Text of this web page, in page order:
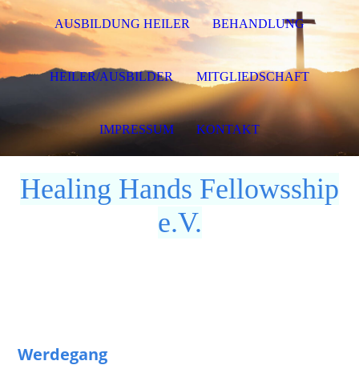
Healing Hands Fellowsship
e.V.
Werdegang
AUSBILDUNG HEILER BEHANDLUNG
HEILER/AUSBILDER MITGLIEDSCHAFT
IMPRESSUM KONTAKT